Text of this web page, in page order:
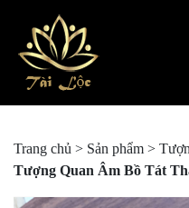
Trang chủ > Sản phẩm >
Tượng Quan Âm Bồ Tát